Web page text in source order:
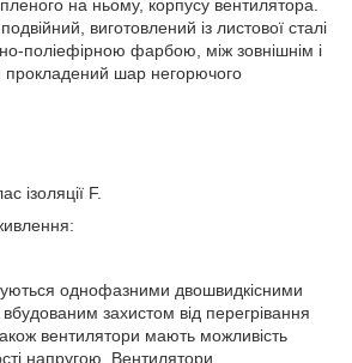
на ньому, корпусу вентилятора.
виготовлений із листової сталі
поліефірною фарбою, між зовнішнім і
прокладений шар негорючого
ізоляції F.
однофазними двошвидкісними
захистом від перегрівання
вентилятори мають можливість
напругою. Вентилятори